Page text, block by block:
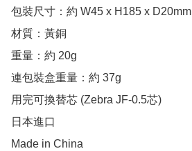
包裝尺寸：約 W45 x H185 x D20mm
材質：黃銅
重量：約 20g
連包裝盒重量：約 37g
用完可換替芯 (Zebra JF-0.5芯)
日本進口
Made in China